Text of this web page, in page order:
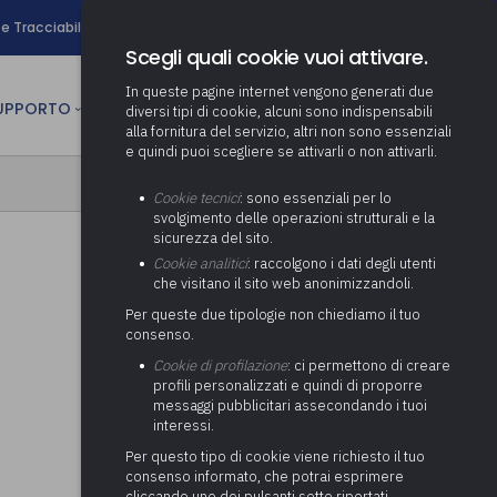
e Tracciabilità
Determinazione fondo risorse
decentrate
Pratiche previdenziali
ai comuni per l’attivazione di
(Partenariato Pubblico
Privato)
Società e organismi
adempimenti degli enti locali
Adeguamento del sistema di
gestione documentale alle
nuove linee guida sul
documento informatico
Protezione dei Dati (RPD,
altrimenti denominato Data
Protection Officer, DPO)
Supporto transizione al
digitale
Gestione IVA
Gestione IRAP
Consolidato
Relazione di fine e inizio
mandato
Supporto alla predisposizione
del Piano Economico-
Attività di supporto Gare
Energetiche (ex Legge 10/91)
Controllo Pratiche Sismiche
CULTURA person AREA RISERVATA
Scegli quali cookie vuoi attivare.
In queste pagine internet vengono generati due
diversi tipi di cookie, alcuni sono indispensabili
alla fornitura del servizio, altri non sono essenziali
e quindi puoi scegliere se attivarli o non attivarli.
Cookie tecnici: sono essenziali per lo
svolgimento delle operazioni strutturali e la
sicurezza del sito.
Cookie analitici: raccolgono i dati degli utenti
che visitano il sito web anonimizzandoli.
Per queste due tipologie non chiediamo il tuo
consenso.
Cookie di profilazione: ci permettono di creare
profili personalizzati e quindi di proporre
messaggi pubblicitari assecondando i tuoi
interessi.
Per questo tipo di cookie viene richiesto il tuo
consenso informato, che potrai esprimere